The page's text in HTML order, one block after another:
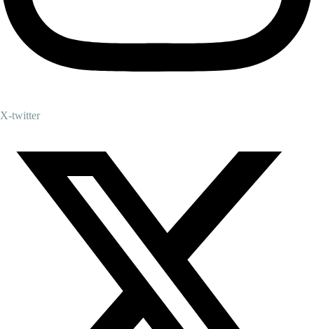
X-twitter